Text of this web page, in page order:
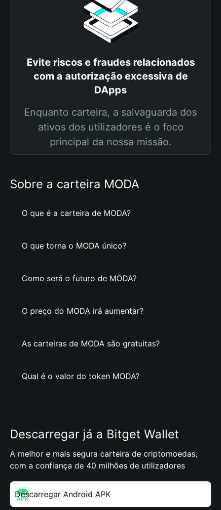
Evite riscos e fraudes relacionados
com a autorização excessiva de
DApps
Enquanto carteira, a salvaguarda dos
ativos dos utilizadores é o foco
principal da nossa missão.
Sobre a carteira MODA
O que é a carteira de MODA?
O que torna o MODA único?
Como será o futuro de MODA?
O preço do MODA irá aumentar?
As carteiras de MODA são gratuitas?
Qual é o valor do token MODA?
Descarregar já a Bitget Wallet
A melhor e mais segura carteira de criptomoedas,
com a confiança de 40 milhões de utilizadores
Descarregar Android APK